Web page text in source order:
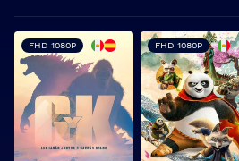
FHD 1080P FHD 1080P